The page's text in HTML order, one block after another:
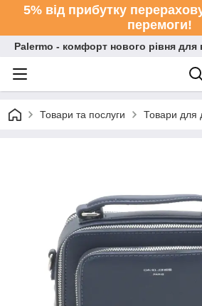
5% від прибутку
перемоги!
Palermo - комфорт нового рівня
Товари та послуги Товари для